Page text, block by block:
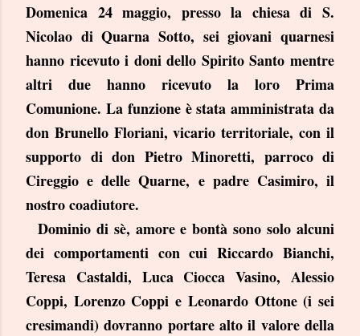
Domenica 24 maggio, presso la chiesa di S.
Nicolao di Quarna Sotto, sei giovani quarnesi
hanno ricevuto i doni dello Spirito Santo mentre
altri due hanno ricevuto la loro Prima
Comunione. La funzione è stata amministrata da
don Brunello Floriani, vicario territoriale, con il
supporto di don Pietro Minoretti, parroco di
Cireggio e delle Quarne, e padre Casimiro, il
nostro coadiutore.
Dominio di sè, amore e bontà sono solo alcuni
dei comportamenti con cui Riccardo Bianchi,
Teresa Castaldi, Luca Ciocca Vasino, Alessio
Coppi, Lorenzo Coppi e Leonardo Ottone (i sei
cresimandi) dovranno portare alto il valore della